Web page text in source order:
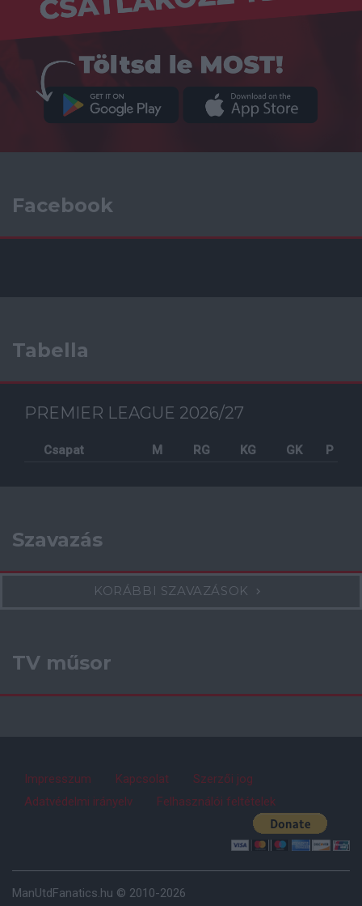
Facebook
Tabella
PREMIER LEAGUE 2026/27
Csapat M RG KG GK P
Szavazás
KORÁBBI SZAVAZÁSOK
TV műsor
Impresszum Kapcsolat
Szerzői jog
Adatvédelmi irányelv
Felhasználói feltételek
ManUtdFanatics.hu © 2010-2026